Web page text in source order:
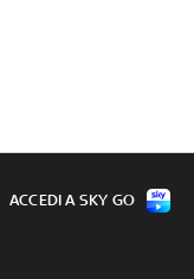
ACCEDI A SKY GO